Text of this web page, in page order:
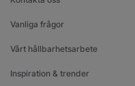
Vanliga frågor
Vårt hållbarhetsarbete
Inspiration & trender